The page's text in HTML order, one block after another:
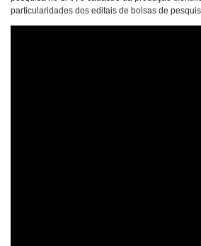
particularidades dos editais de bolsas de